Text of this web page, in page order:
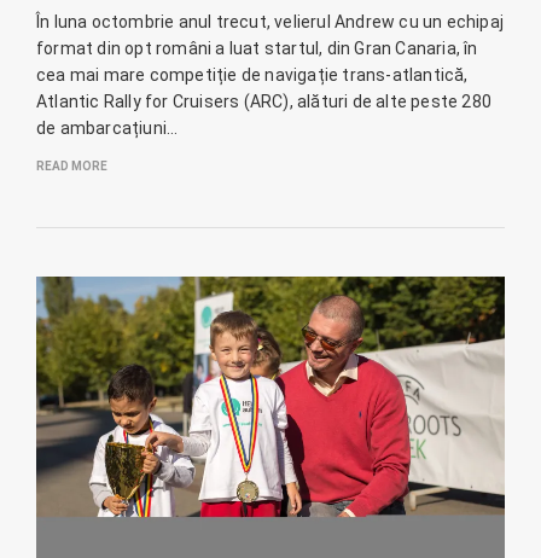
În luna octombrie anul trecut, velierul Andrew cu un echipaj
format din opt români a luat startul, din Gran Canaria, în
cea mai mare competiție de navigație trans-atlantică,
Atlantic Rally for Cruisers (ARC), alături de alte peste 280
de ambarcațiuni…
READ MORE